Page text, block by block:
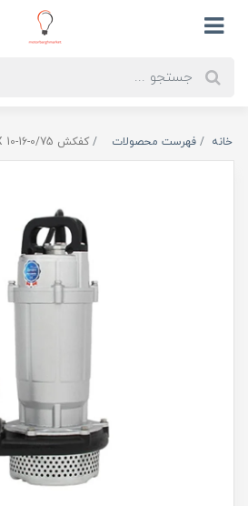
خانه فهرست محصولات کفکش QDX 10-16-0/75